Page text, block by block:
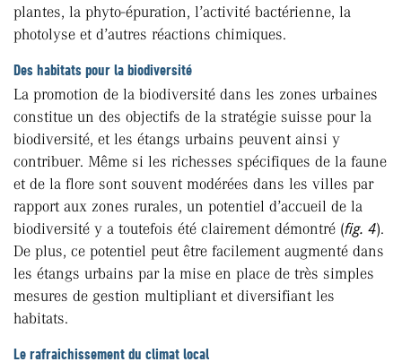
plantes, la phyto-épuration, l’activité bactérienne, la
photolyse et d’autres réactions chimiques.
Des habitats pour la biodiversité
La promotion de la biodiversité dans les zones urbaines
constitue un des objectifs de la stratégie suisse pour la
biodiversité, et les étangs urbains peuvent ainsi y
contribuer. Même si les richesses spécifiques de la faune
et de la flore sont souvent modérées dans les villes par
rapport aux zones rurales, un potentiel d’accueil de la
biodiversité y a toutefois été clairement démontré (fig. 4).
De plus, ce potentiel peut être facilement augmenté dans
les étangs urbains par la mise en place de très simples
mesures de gestion multipliant et diversifiant les
habitats.
Le rafraichissement du climat local